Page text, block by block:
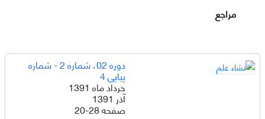
مراجع
دوره 02، شماره 2 - شماره
پیاپی 4
خرداد ماه 1391
آذر 1391
صفحه20-28